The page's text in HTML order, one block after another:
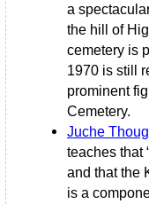
a
the hill of
cemetery is
1970 is still
prominent
Cemetery.
Juche
teaches that
and that the
is a